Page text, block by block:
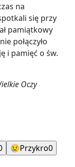
na
się przy
pamiątkowy
połączyło
i pamięć o św.
Oczy
😢Przykro0